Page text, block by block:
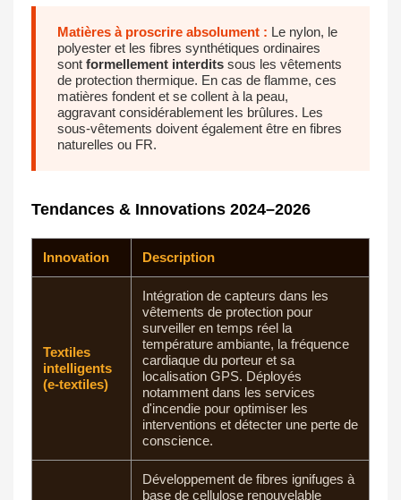
Matières à proscrire absolument : Le nylon, le
polyester et les fibres synthétiques ordinaires
sont formellement interdits sous les vêtements
de protection thermique. En cas de flamme, ces
matières fondent et se collent à la peau,
aggravant considérablement les brûlures. Les
sous-vêtements doivent également être en fibres
naturelles ou FR.
Tendances & Innovations 2024–2026
Innovation Description
Textiles
intelligents
(e-textiles)
Intégration de capteurs dans les
vêtements de protection pour
surveiller en temps réel la
température ambiante, la fréquence
cardiaque du porteur et sa
localisation GPS. Déployés
notamment dans les services
d'incendie pour optimiser les
interventions et détecter une perte de
conscience.
Développement de fibres ignifuges à
base de cellulose renouvelable